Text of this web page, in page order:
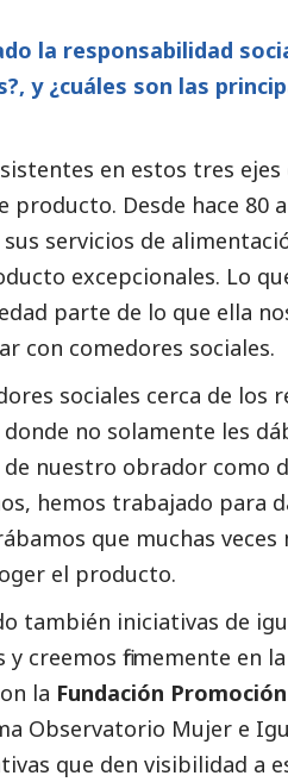
la responsabilidad
y ¿cuáles son las
en estos tres ejes
producto. Desde hace 80
servicios de
excepcionales. Lo
parte de lo que ella
con comedores sociales.
sociales cerca de los
no solamente les
nuestro obrador como
hemos trabajado para
que muchas veces
el producto.
también iniciativas de
creemos firmemente en
la Fundación Promoción
Observatorio Mujer e
que den visibilidad a